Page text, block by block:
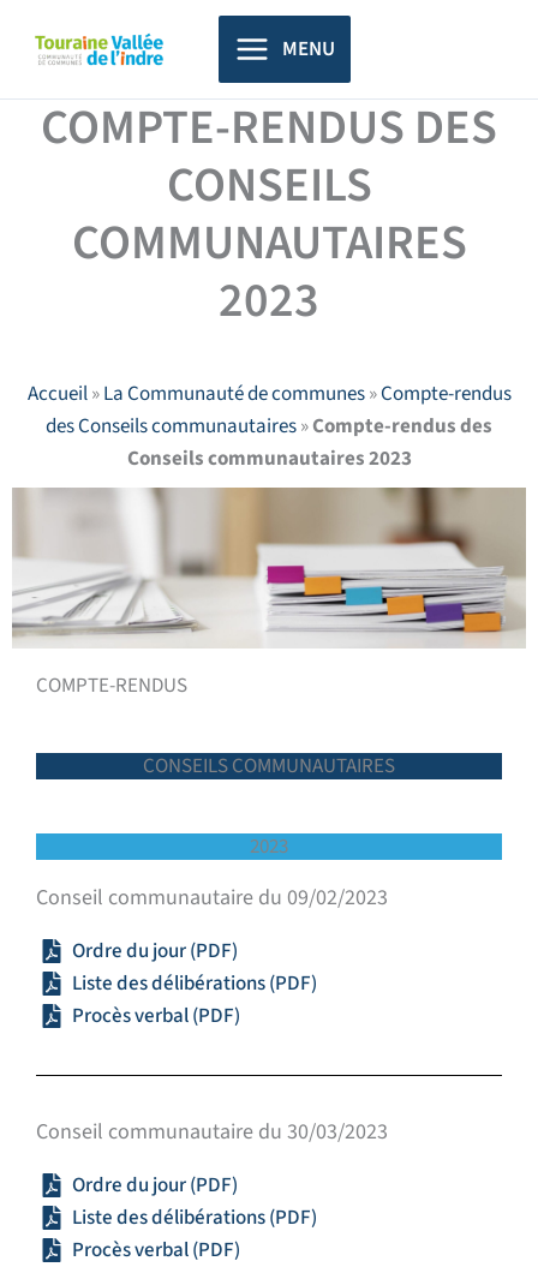
principal
MENU
COMPTE-RENDUS DES
CONSEILS
COMMUNAUTAIRES
2023
Accueil»La Communauté de communes»Compte-rendus
des Conseils communautaires»Compte-rendus des
Conseils communautaires 2023
COMPTE-RENDUS
CONSEILS COMMUNAUTAIRES
2023
Conseil communautaire du 09/02/2023
Ordre du jour (PDF)
Liste des délibérations (PDF)
Procès verbal (PDF)
Conseil communautaire du 30/03/2023
Ordre du jour (PDF)
Liste des délibérations (PDF)
Procès verbal (PDF)